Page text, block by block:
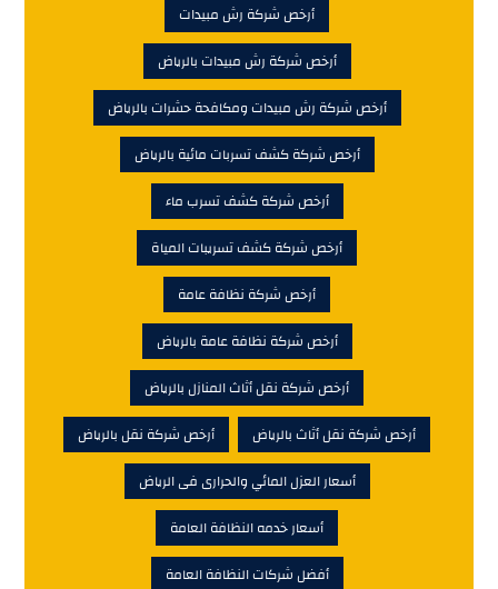
أرخص شركة رش مبيدات
أرخص شركة رش مبيدات بالرياض
أرخص شركة رش مبيدات ومكافحة حشرات بالرياض
أرخص شركة كشف تسربات مائية بالرياض
أرخص شركة كشف تسرب ماء
أرخص شركة كشف تسريبات المياة
أرخص شركة نظافة عامة
أرخص شركة نظافة عامة بالرياض
أرخص شركة نقل أثاث المنازل بالرياض
أرخص شركة نقل أثاث بالرياض
أرخص شركة نقل بالرياض
أسعار العزل المائي والحرارى فى الرياض
أسعار خدمه النظافة العامة
أفضل شركات النظافة العامة